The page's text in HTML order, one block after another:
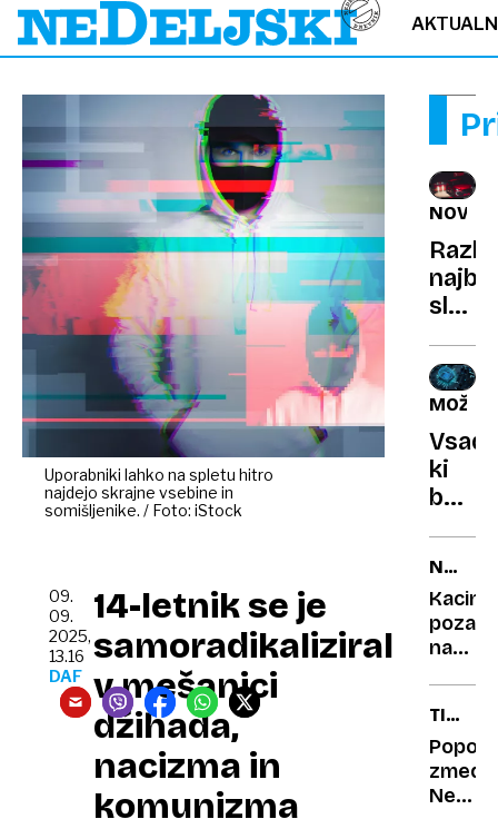
Uporabniki lahko na spletu hitro
najdejo skrajne vsebine in
somišljenike. / Foto: iStock
14-letnik se je
samoradikaliziral
v mešanici
džihada,
nacizma in
komunizma
09.
09.
2025,
13.16
DAF
v
novi
Kdaj
bo
nas?
ki
bere
čudež
in
nova
NEKOČ
IN
DANES
Kacin
pozabil
na
na
titovki
TIKTOK